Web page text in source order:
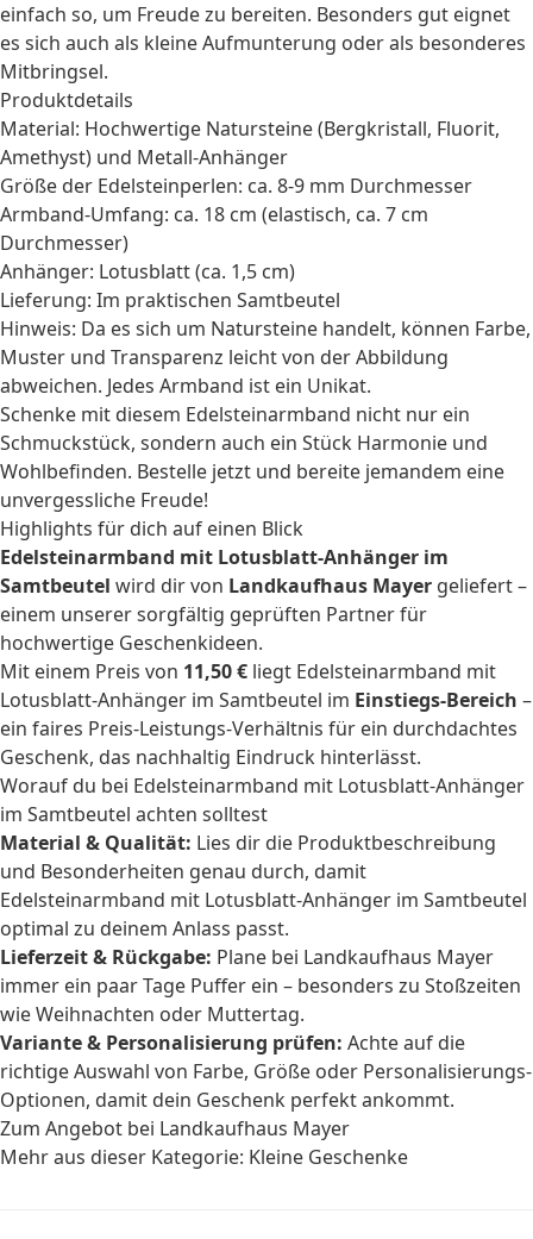
einfach so, um Freude zu bereiten. Besonders gut eignet
es sich auch als kleine Aufmunterung oder als besonderes
Mitbringsel.
Produktdetails
Material: Hochwertige Natursteine (Bergkristall, Fluorit,
Amethyst) und Metall-Anhänger
Größe der Edelsteinperlen: ca. 8-9 mm Durchmesser
Armband-Umfang: ca. 18 cm (elastisch, ca. 7 cm
Durchmesser)
Anhänger: Lotusblatt (ca. 1,5 cm)
Lieferung: Im praktischen Samtbeutel
Hinweis: Da es sich um Natursteine handelt, können Farbe,
Muster und Transparenz leicht von der Abbildung
abweichen. Jedes Armband ist ein Unikat.
Schenke mit diesem Edelsteinarmband nicht nur ein
Schmuckstück, sondern auch ein Stück Harmonie und
Wohlbefinden. Bestelle jetzt und bereite jemandem eine
unvergessliche Freude!
Highlights für dich auf einen Blick
Edelsteinarmband mit Lotusblatt-Anhänger im
Samtbeutel wird dir von Landkaufhaus Mayer geliefert –
einem unserer sorgfältig geprüften Partner für
hochwertige Geschenkideen.
Mit einem Preis von 11,50 € liegt Edelsteinarmband mit
Lotusblatt-Anhänger im Samtbeutel im Einstiegs-Bereich –
ein faires Preis-Leistungs-Verhältnis für ein durchdachtes
Geschenk, das nachhaltig Eindruck hinterlässt.
Worauf du bei Edelsteinarmband mit Lotusblatt-Anhänger
im Samtbeutel achten solltest
Material & Qualität: Lies dir die Produktbeschreibung
und Besonderheiten genau durch, damit
Edelsteinarmband mit Lotusblatt-Anhänger im Samtbeutel
optimal zu deinem Anlass passt.
Lieferzeit & Rückgabe: Plane bei Landkaufhaus Mayer
immer ein paar Tage Puffer ein – besonders zu Stoßzeiten
wie Weihnachten oder Muttertag.
Variante & Personalisierung prüfen: Achte auf die
richtige Auswahl von Farbe, Größe oder Personalisierungs-
Optionen, damit dein Geschenk perfekt ankommt.
Zum Angebot bei Landkaufhaus Mayer
Mehr aus dieser Kategorie: Kleine Geschenke